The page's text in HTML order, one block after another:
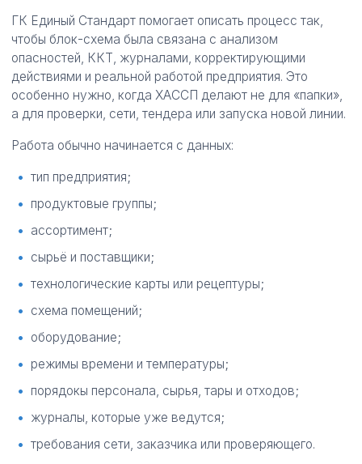
ГК Единый Стандарт помогает описать процесс так,
чтобы блок-схема была связана с анализом
опасностей, ККТ, журналами, корректирующими
действиями и реальной работой предприятия. Это
особенно нужно, когда ХАССП делают не для «папки»,
а для проверки, сети, тендера или запуска новой линии.
Работа обычно начинается с данных:
тип предприятия;
продуктовые группы;
ассортимент;
сырьё и поставщики;
технологические карты или рецептуры;
схема помещений;
оборудование;
режимы времени и температуры;
порядокы персонала, сырья, тары и отходов;
журналы, которые уже ведутся;
требования сети, заказчика или проверяющего.